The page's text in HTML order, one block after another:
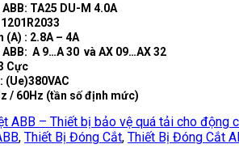
TA25 DU-M 4.0A
(A) : 2.8A – 4A
A 9…A 30 và AX 09…AX 32
Cực
(Ue)380VAC
/ 60Hz (tần số định mức)
ABB – Thiết bị bảo vệ quá tải cho động
, Thiết Bị Đóng Cắt, Thiết Bị Đóng Cắt